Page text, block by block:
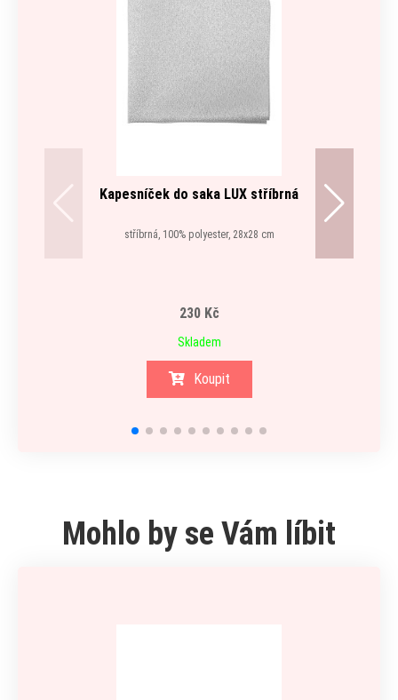
Kapesníček do saka LUX stříbrná
stříbrná, 100% polyester, 28x28 cm
230 Kč
Skladem
Koupit
Mohlo by se Vám líbit